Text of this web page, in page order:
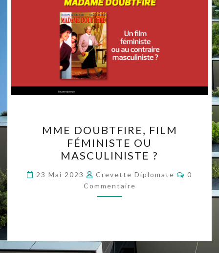
DOUBTFIRE,
FILM
FÉMINISTE
OU
MASCULINISTE ?
MME DOUBTFIRE, FILM
FÉMINISTE OU
MASCULINISTE ?
23 Mai 2023 Crevette Diplomate
0
Commentaire